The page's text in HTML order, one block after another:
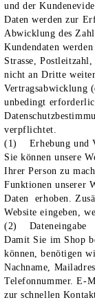
und der
Daten werden zur
Abwicklung des
Kundendaten
Strasse,
nicht an Dritte
Vertragsabwicklung
unbedingt
verpflichtet.
(1) Erhebung und
Sie können unsere
Ihrer Person zu
Funktionen unserer
Daten erhoben.
Website eingeben,
(2) Dateneingabe
Damit Sie im Shop
können, benötigen
Nachname,
Telefonnummer. E-
zur schnellen